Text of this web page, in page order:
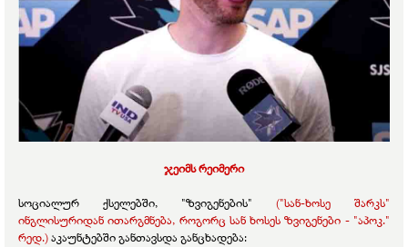
ჯეიმს რეიმერი
სოციალურ ქსელებში, "ზვიგენების" ("სან-ხოსე შარკს"
ინგლისურიდან ითარგმნება, როგორც სან ხოსეს ზვიგენები - "აპოკ."
რედ.)აკაუნტებში განთავსდა განცხადება: